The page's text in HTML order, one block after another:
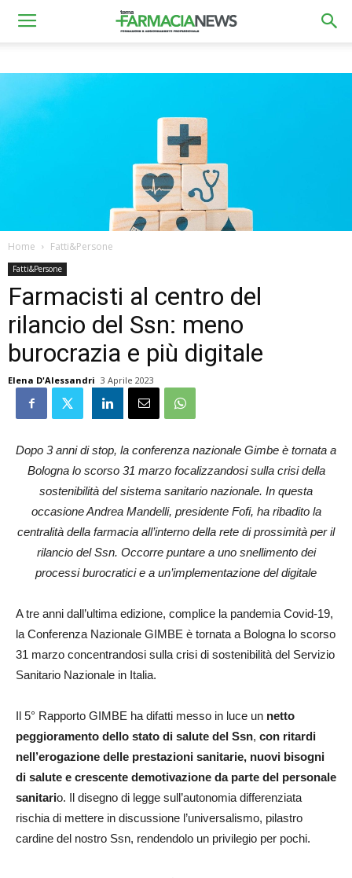
Home Fatti&Persone
Fatti&Persone
Farmacisti al centro del
rilancio del Ssn: meno
burocrazia e più digitale
Elena D'Alessandri 3 Aprile 2023
Dopo 3 anni di stop, la conferenza nazionale Gimbe è tornata a
Bologna lo scorso 31 marzo focalizzandosi sulla crisi della
sostenibilità del sistema sanitario nazionale. In questa
occasione Andrea Mandelli, presidente Fofi, ha ribadito la
centralità della farmacia all’interno della rete di prossimità per il
rilancio del Ssn. Occorre puntare a uno snellimento dei
processi burocratici e a un’implementazione del digitale
A tre anni dall’ultima edizione, complice la pandemia Covid-19,
la Conferenza Nazionale GIMBE è tornata a Bologna lo scorso
31 marzo concentrandosi sulla crisi di sostenibilità del Servizio
Sanitario Nazionale in Italia.
Il 5° Rapporto GIMBE ha difatti messo in luce un netto
peggioramento dello stato di salute del Ssn, con ritardi
nell’erogazione delle prestazioni sanitarie, nuovi bisogni
di salute e crescente demotivazione da parte del personale
sanitario. Il disegno di legge sull’autonomia differenziata
rischia di mettere in discussione l’universalismo, pilastro
cardine del nostro Ssn, rendendolo un privilegio per pochi.